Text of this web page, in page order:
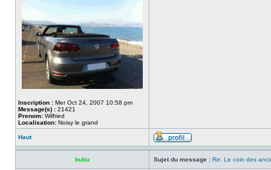
Inscription : Mer Oct 24, 2007 10:58 pm
Message(s) : 21421
Prenom: Wilfried
Localisation: Noisy le grand
Haut
bubu Sujet du message : Re: Le coin des